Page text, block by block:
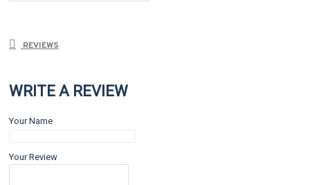
REVIEWS
WRITE A REVIEW
Your Name
Your Review